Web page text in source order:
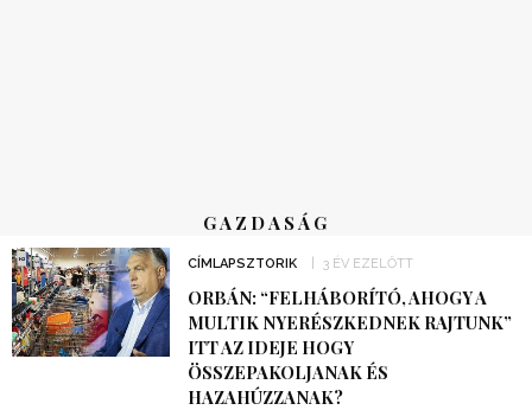
GAZDASÁG
CÍMLAPSZTORIK 3 ÉV EZELŐTT
ORBÁN: “FELHÁBORÍTÓ, AHOGY A
MULTIK NYERÉSZKEDNEK RAJTUNK”
ITT AZ IDEJE HOGY
ÖSSZEPAKOLJANAK ÉS
HAZAHÚZZANAK?